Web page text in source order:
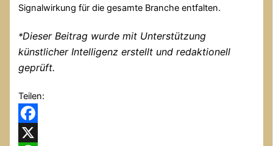
Signalwirkung für die gesamte Branche entfalten.
*Dieser Beitrag wurde mit Unterstützung
künstlicher Intelligenz erstellt und redaktionell
geprüft.
Teilen:
Facebook